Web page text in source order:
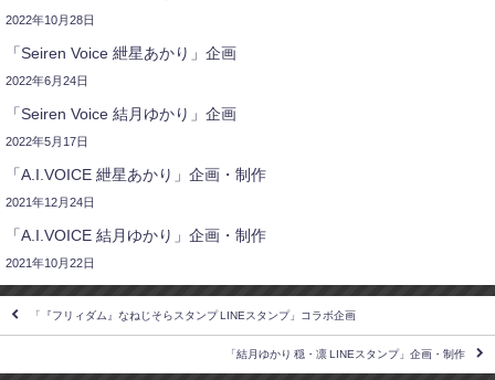
2022年10月28日
「Seiren Voice 紲星あかり」企画
2022年6月24日
「Seiren Voice 結月ゆかり」企画
2022年5月17日
「A.I.VOICE 紲星あかり」企画・制作
2021年12月24日
「A.I.VOICE 結月ゆかり」企画・制作
2021年10月22日
「『フリィダム』なねじそらスタンプ LINEスタンプ」コラボ企画
「結月ゆかり 穏・凛 LINEスタンプ」企画・制作